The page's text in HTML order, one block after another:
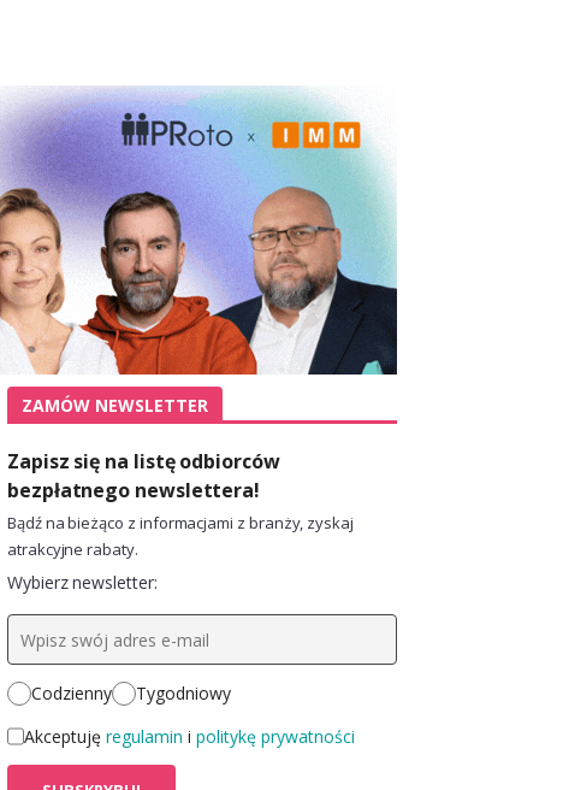
ZAMÓW NEWSLETTER
Zapisz się na listę odbiorców
bezpłatnego newslettera!
Bądź na bieżąco z informacjami z branży, zyskaj
atrakcyjne rabaty.
Wybierz newsletter:
Codzienny
Tygodniowy
Akceptuję regulamin i politykę prywatności